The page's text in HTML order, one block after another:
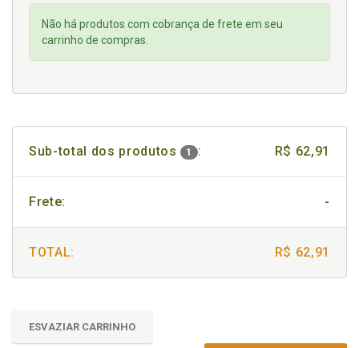
Não há produtos com cobrança de frete em seu
carrinho de compras.
Sub-total dos produtos 1 : R$ 62,91
Frete: -
TOTAL: R$ 62,91
ESVAZIAR CARRINHO